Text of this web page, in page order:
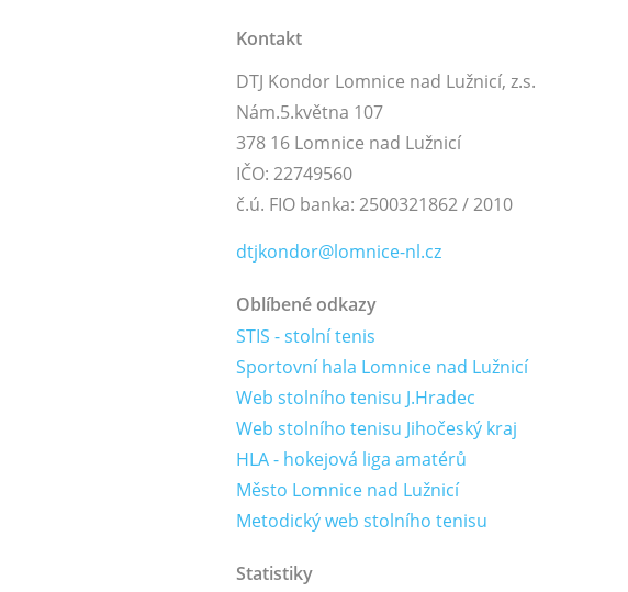
Kontakt
DTJ Kondor Lomnice nad Lužnicí, z.s.
Nám.5.května 107
378 16 Lomnice nad Lužnicí
IČO: 22749560
č.ú. FIO banka: 2500321862 / 2010
dtjkondor@lomnice-nl.cz
Oblíbené odkazy
STIS - stolní tenis
Sportovní hala Lomnice nad Lužnicí
Web stolního tenisu J.Hradec
Web stolního tenisu Jihočeský kraj
HLA - hokejová liga amatérů
Město Lomnice nad Lužnicí
Metodický web stolního tenisu
Statistiky